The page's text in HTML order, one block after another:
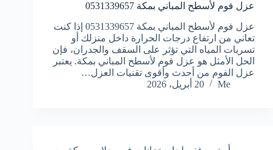
عزل فوم لأسطح المباني بمكة 0531339657
عزل فوم لأسطح المباني بمكة 0531339657 إذا كنت
تعاني من ارتفاع درجات الحرارة داخل منزلك أو
تسربات المياه التي تؤثر على السقف والجدران، فإن
الحل الأمثل هو عزل فوم لأسطح المباني بمكة. يعتبر
عزل الفوم من أحدث وأقوى تقنيات العزل…
Me
20 أبريل، 2026